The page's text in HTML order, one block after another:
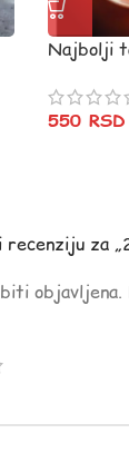
Najbolji
550 RSD
za
objavljena.